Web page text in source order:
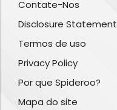
Contate-Nos
Disclosure Statement
Termos de uso
Privacy Policy
Por que Spideroo?
Mapa do site